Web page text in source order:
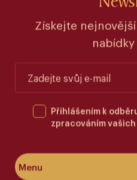
Menu
Získejte
nabídky
Přihlášením k
zpracováním